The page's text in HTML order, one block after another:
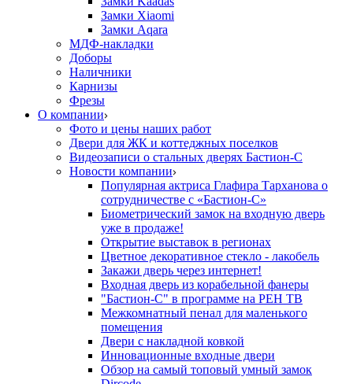
Замки Xiaomi
Замки Aqara
МДФ-накладки
Доборы
Наличники
Карнизы
Фрезы
О компании
Фото и цены наших работ
Двери для ЖК и коттеджных поселков
Видеозаписи о стальных дверях Бастион-С
Новости компании
Популярная актриса Глафира Тарханова о
сотрудничестве с «Бастион-С»
Биометрический замок на входную дверь
уже в продаже!
Открытие выставок в регионах
Цветное декоративное стекло - лакобель
Закажи дверь через интернет!
Входная дверь из корабельной фанеры
"Бастион-С" в программе на РЕН ТВ
Межкомнатный пенал для маленького
помещения
Двери с накладной ковкой
Инновационные входные двери
Обзор на самый топовый умный замок